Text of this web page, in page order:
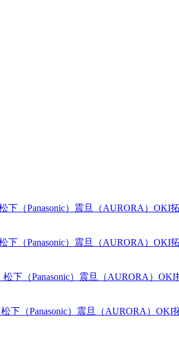
下（Panasonic） 震旦（AURORA） OKI
下（Panasonic） 震旦（AURORA） OKI
松下（Panasonic） 震旦（AURORA） OKI
松下（Panasonic） 震旦（AURORA） OKI